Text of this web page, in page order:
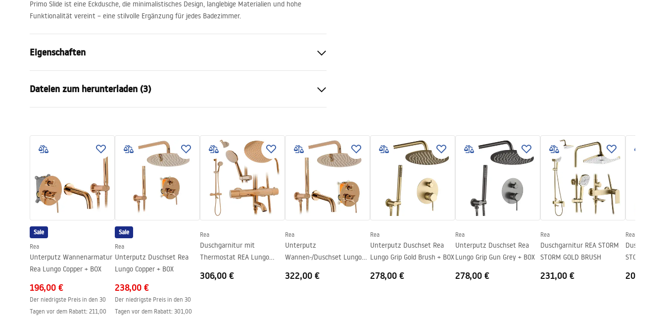
Primo Slide ist eine Eckdusche, die minimalistisches Design, langlebige Materialien und hohe
Funktionalität vereint – eine stilvolle Ergänzung für jedes Badezimmer.
Eigenschaften
Farbe der Armatur
Duschkabine Typ
Ecke
Primo
Montage
auf der Duschwanne oder auf dem Boden
Höhe
Kabinenrichtung
linke oder rechte
Garantie
24 monate
Easy Clean Beschichtung
Dateien zum herunterladen (3)
WARUNKI BEZPIECZENSTWA
KABINY DRZWI PARAWANY.pdf
Kabina Primo Slide.pdf
Technische Zeichnung
PRIMO SLIDE WITH SIDE PANEL.pdf
Sale
Rea
Unterputz Wannenarmatur
Rea Lungo Copper + BOX
196,00 €
Der niedrigste Preis in den 30
Tagen vor dem Rabatt: 211,00
Sale
Rea
Unterputz Duschset Rea
Lungo Copper + BOX
238,00 €
Der niedrigste Preis in den 30
Tagen vor dem Rabatt: 301,00
Rea
Duschgarnitur mit
Thermostat REA Lungo
306,00 €
Rea
Unterputz
Wannen-/Duschset Lungo
322,00 €
Rea
Unterputz Duschset Rea
Lungo Grip Gold Brush + BOX
278,00 €
Rea
Unterputz Duschset Rea
Lungo Grip Gun Grey + BOX
278,00 €
Rea
Duschgarnitur REA STORM
STORM GOLD BRUSH
231,00 €
Rea
STORM
202,00 €